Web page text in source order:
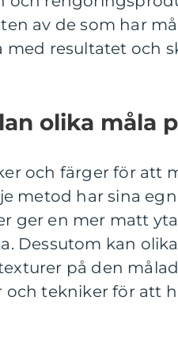
av de som har
resultatet och
olika måla
och färger för att
metod har sina
ger en mer matt
Dessutom kan
på den
och tekniker för att